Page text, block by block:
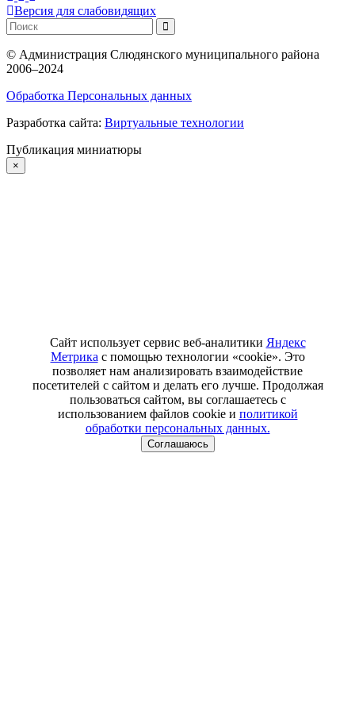
Версия для слабовидящих
© Администрация Слюдянского муниципального района
2006–2024
Обработка Персональных данных
Разработка сайта: Виртуальные технологии
Публикация миниатюры
×
Сайт использует сервис веб-аналитики Яндекс
Метрика с помощью технологии «cookie». Это
позволяет нам анализировать взаимодействие
посетителей с сайтом и делать его лучше. Продолжая
пользоваться сайтом, вы соглашаетесь с
использованием файлов cookie и политикой
обработки персональных данных.
Соглашаюсь